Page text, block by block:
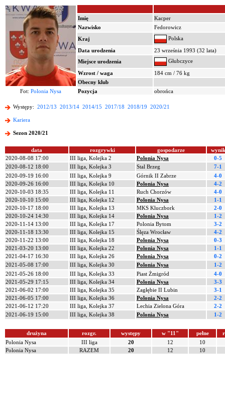
Imię
Kacper
Nazwisko
Fedorowicz
Kraj
Polska
Data urodzenia
23 września 1993 (32 lata)
Miejsce urodzenia
Głubczyce
Wzrost / waga
184 cm / 76 kg
Obecny klub
Fot: Polonia Nysa Pozycja obrońca
Występy: 2012/13 2013/14 2014/15 2017/18 2018/19 2020/21
Kariera
Sezon 2020/21
data rozgrywki gospodarze
wynik
2020-08-08 17:00
III liga, Kolejka 2 Polonia Nysa
0-5
2020-08-12 18:00
III liga, Kolejka 3 Stal Brzeg
7-1
2020-09-19 16:00
III liga, Kolejka 9 Górnik II Zabrze
4-0
2020-09-26 16:00
III liga, Kolejka 10 Polonia Nysa
4-2
2020-10-03 18:35
III liga, Kolejka 11 Ruch Chorzów
4-0
2020-10-10 15:00
III liga, Kolejka 12 Polonia Nysa
1-1
2020-10-17 18:00
III liga, Kolejka 13 MKS Kluczbork
2-0
2020-10-24 14:30
III liga, Kolejka 14 Polonia Nysa
1-2
2020-11-14 13:00
III liga, Kolejka 17 Polonia Bytom
3-2
2020-11-18 13:30
III liga, Kolejka 15 Ślęza Wrocław
4-2
2020-11-22 13:00
III liga, Kolejka 18 Polonia Nysa
0-3
2021-03-20 13:00
III liga, Kolejka 22 Polonia Nysa
1-1
2021-04-17 16:30
III liga, Kolejka 26 Polonia Nysa
0-2
2021-05-08 17:00
III liga, Kolejka 30 Polonia Nysa
1-2
2021-05-26 18:00
III liga, Kolejka 33 Piast Żmigród
4-0
2021-05-29 17:15
III liga, Kolejka 34 Polonia Nysa
3-3
2021-06-02 17:00
III liga, Kolejka 35 Zagłębie II Lubin
3-1
2021-06-05 17:00
III liga, Kolejka 36 Polonia Nysa
2-2
2021-06-12 17:20
III liga, Kolejka 37 Lechia Zielona Góra
2-2
2021-06-19 15:00
III liga, Kolejka 38 Polonia Nysa 1-2
drużyna rozgr. występy w "11" pełne
Polonia Nysa
III liga 20 12
10
Polonia Nysa
RAZEM 20 12 10